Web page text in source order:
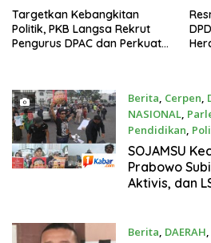
Targetkan Kebangkitan
Politik, PKB Langsa Rekrut
Pengurus DPAC dan Perkuat
Berita, Cerpen,
NASIONAL,
Pendidikan,
Agustus 2, 2026
SOJAMSU
Prabowo
Aktivis, dan
Berita, DAERAH,